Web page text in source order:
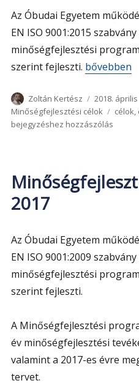
Az Óbudai Egyetem
EN ISO 9001:2015
minőségfejlesztési
szerint fejleszti. bővebben
Szerző
Zoltán Kertész Közzétéve
2018.
Minőségfejlesztési célok
Címke
célok,
bejegyzéshez hozzászólás
2017
Az Óbudai Egyetem
EN ISO 9001:2009
minőségfejlesztési
szerint fejleszti.
A Minőségfejlesztési
év minőségfejlesztési
valamint a 2017-es évre
tervet.